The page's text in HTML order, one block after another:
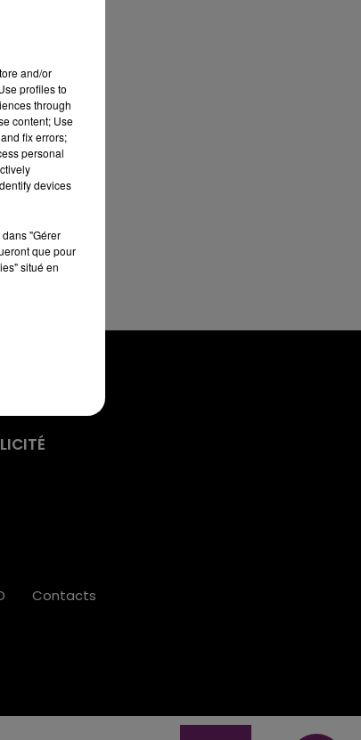
Contacts
and/or
profiles to
through
content; Use
fix errors;
personal
devices
"Gérer
que pour
situé en